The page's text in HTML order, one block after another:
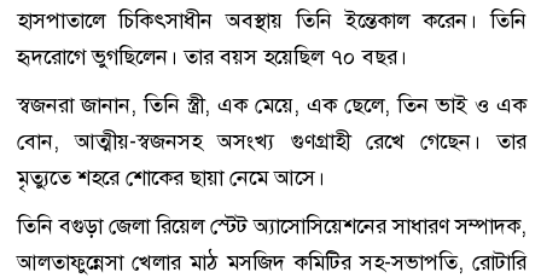
হাসপাতালে চিকিৎসাধীন অবস্থায় তিনি ইন্তেকাল করেন। তিনি
হৃদরোগে ভুগছিলেন। তার বয়স হয়েছিল ৭০ বছর।
স্বজনরা জানান, তিনি স্ত্রী, এক মেয়ে, এক ছেলে, তিন ভাই ও এক
বোন, আত্মীয়-স্বজনসহ অসংখ্য গুণগ্রাহী রেখে গেছেন। তার
মৃত্যুতে শহরে শোকের ছায়া নেমে আসে।
তিনি বগুড়া জেলা রিয়েল স্টেট অ্যাসোসিয়েশনের সাধারণ সম্পাদক,
আলতাফুন্নেসা খেলার মাঠ মসজিদ কমিটির সহ-সভাপতি, রোটারি